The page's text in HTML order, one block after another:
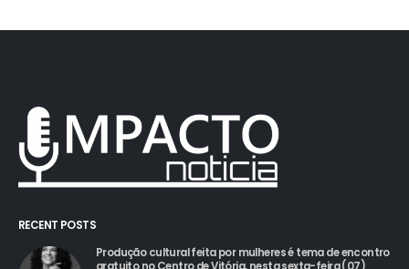
gratuito no Centro de Vitória, nesta sexta-feira (07)